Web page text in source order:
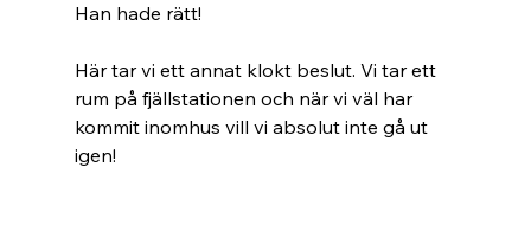
Han hade rätt!
Här tar vi ett annat klokt beslut. Vi tar ett
rum på fjällstationen och när vi väl har
kommit inomhus vill vi absolut inte gå ut
igen!